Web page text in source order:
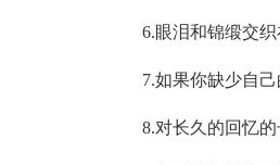
6.眼泪和锦缎交织
7.如果你缺少自己
8.对长久的回忆的